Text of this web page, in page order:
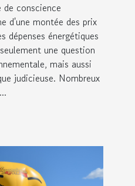
de conscience
d'une montée des prix
dépenses énergétiques
une question
mais aussi
judicieuse. Nombreux